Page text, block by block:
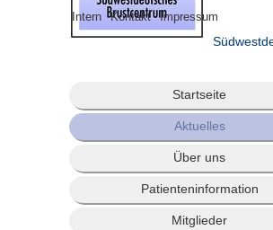
Intern Kontakt Impressum
Startseite
Aktuelles
Über uns
Patienteninformation
Mitglieder